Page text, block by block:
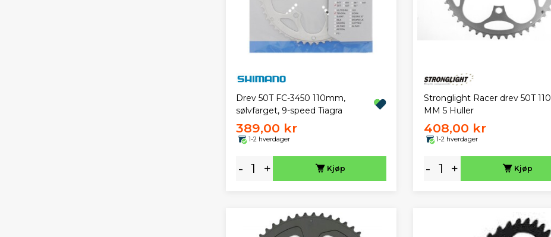
Drev 50T FC-3450 110mm,
sølvfarget, 9-speed Tiagra
389,00 kr
1-2 hverdager
- + Kjøp
Stronglight Racer drev 50T 110
MM 5 Huller
408,00 kr
1-2 hverdager
- + Kjøp